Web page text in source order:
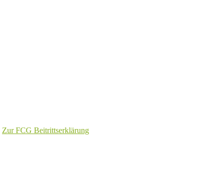
Zur FCG Beitrittserklärung